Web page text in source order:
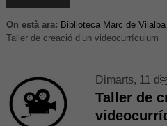
On està ara: Biblioteca Marc de Vilalba
Taller de creació d’un videocurrículum
Dimarts, 11
Taller de